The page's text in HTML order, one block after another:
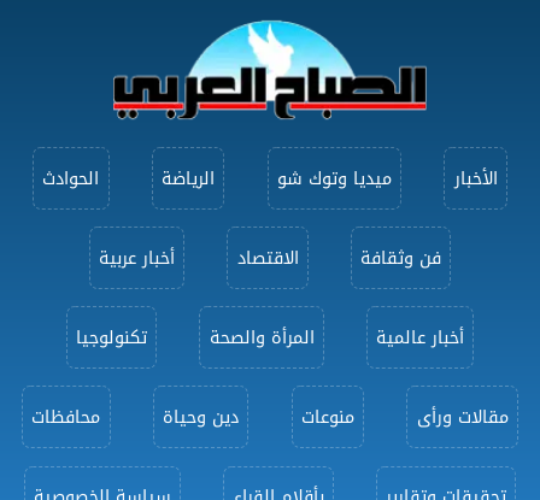
الأخبار ميديا وتوك شو الرياضة الحوادث
فن وثقافة الاقتصاد أخبار عربية
أخبار عالمية المرأة والصحة تكنولوجيا
مقالات ورأى منوعات دين وحياة محافظات